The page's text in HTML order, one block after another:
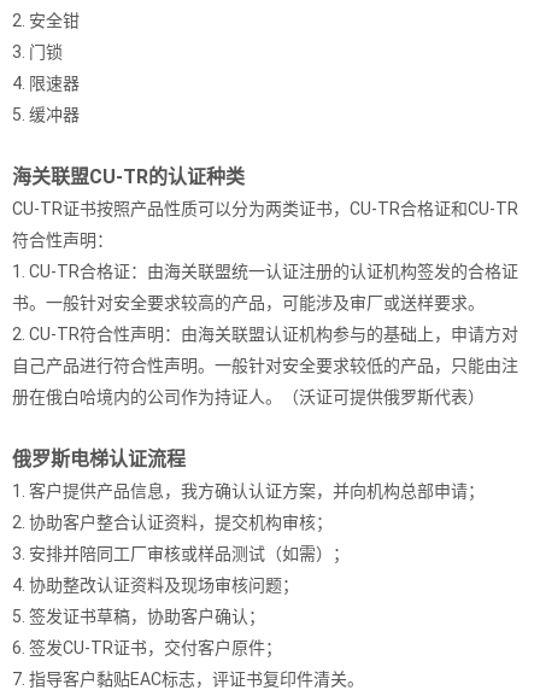
2. 安全钳
3. 门锁
4. 限速器
5. 缓冲器
海关联盟CU-TR的认证种类
CU-TR证书按照产品性质可以分为两类证书，CU-TR合格证和CU-TR
符合性声明：
1. CU-TR合格证：由海关联盟统一认证注册的认证机构签发的合格证
书。一般针对安全要求较高的产品，可能涉及审厂或送样要求。
2. CU-TR符合性声明：由海关联盟认证机构参与的基础上，申请方对
自己产品进行符合性声明。一般针对安全要求较低的产品，只能由注
册在俄白哈境内的公司作为持证人。（沃证可提供俄罗斯代表）
俄罗斯电梯认证流程
1. 客户提供产品信息，我方确认认证方案，并向机构总部申请；
2. 协助客户整合认证资料，提交机构审核；
3. 安排并陪同工厂审核或样品测试（如需）；
4. 协助整改认证资料及现场审核问题；
5. 签发证书草稿，协助客户确认；
6. 签发CU-TR证书，交付客户原件；
7. 指导客户黏贴EAC标志，评证书复印件清关。